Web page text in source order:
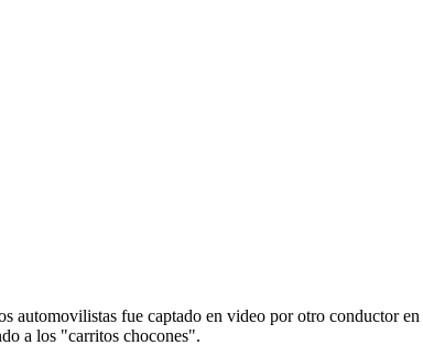
automovilistas fue captado en video por otro conductor
a los "carritos chocones".